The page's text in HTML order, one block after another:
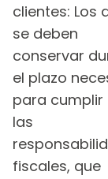
clientes: Los
se deben
conservar
el plazo
para cumplir
las
fiscales, que